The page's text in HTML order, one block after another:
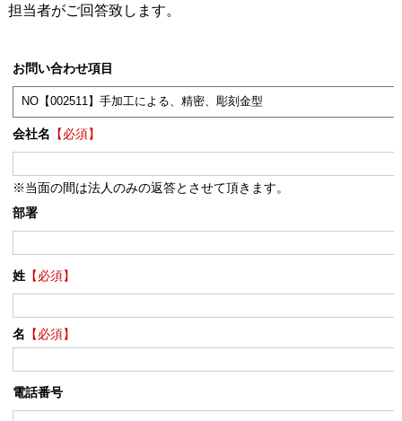
担当者がご回答致します。
お問い合わせ項目
会社名 【必須】
※当面の間は法人のみの返答とさせて頂きます。
部署
姓【必須】
名 【必須】
電話番号